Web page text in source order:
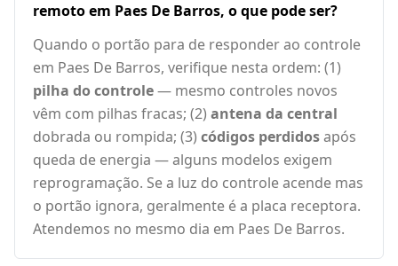
remoto em Paes De Barros, o que pode ser?
Quando o portão para de responder ao controle
em Paes De Barros, verifique nesta ordem: (1)
pilha do controle— mesmo controles novos
vêm com pilhas fracas; (2) antena da central
dobrada ou rompida; (3) códigos perdidosapós
queda de energia — alguns modelos exigem
reprogramação. Se a luz do controle acende mas
o portão ignora, geralmente é a placa receptora.
Atendemos no mesmo dia em Paes De Barros.